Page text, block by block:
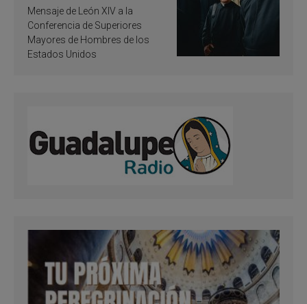
de inspiración y
santificación
Mensaje de León XIV a la
Conferencia de Superiores
Mayores de Hombres de los
Estados Unidos